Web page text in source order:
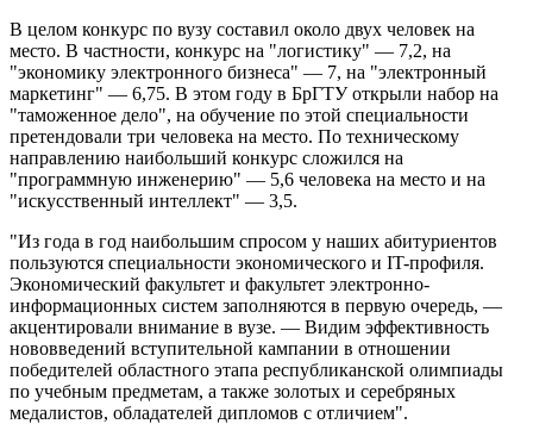
В целом конкурс по вузу составил около двух человек на
место. В частности, конкурс на "логистику" — 7,2, на
"экономику электронного бизнеса" — 7, на "электронный
маркетинг" — 6,75. В этом году в БрГТУ открыли набор на
"таможенное дело", на обучение по этой специальности
претендовали три человека на место. По техническому
направлению наибольший конкурс сложился на
"программную инженерию" — 5,6 человека на место и на
"искусственный интеллект" — 3,5.
"Из года в год наибольшим спросом у наших абитуриентов
пользуются специальности экономического и IT-профиля.
Экономический факультет и факультет электронно-
информационных систем заполняются в первую очередь, —
акцентировали внимание в вузе. — Видим эффективность
нововведений вступительной кампании в отношении
победителей областного этапа республиканской олимпиады
по учебным предметам, а также золотых и серебряных
медалистов, обладателей дипломов с отличием".